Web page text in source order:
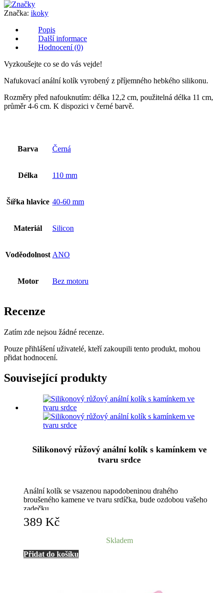
Značka: ikoky
Popis
Další informace
Hodnocení (0)
Vyzkoušejte co se do vás vejde!
Nafukovací anální kolík vyrobený z příjemného hebkého silikonu.
Rozměry před nafouknutím: délka 12,2 cm, použitelná délka 11 cm,
průměr 4-6 cm. K dispozici v černé barvě.
Barva Černá
Délka 110 mm
Šířka hlavice 40-60 mm
Materiál Silicon
Voděodolnost ANO
Motor Bez motoru
Recenze
Zatím zde nejsou žádné recenze.
Pouze přihlášení uživatelé, kteří zakoupili tento produkt, mohou
přidat hodnocení.
Související produkty
Silikonový růžový anální kolík s kamínkem ve
tvaru srdce
Anální kolík se vsazenou napodobeninou drahého
broušeného kamene ve tvaru srdíčka, bude ozdobou vašeho
zadečku.
389 Kč
Skladem
Přidat do košíku